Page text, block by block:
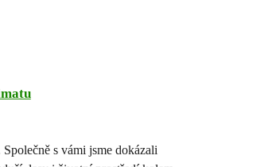
s vámi jsme dokázali